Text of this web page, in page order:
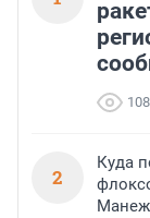
2
Куда